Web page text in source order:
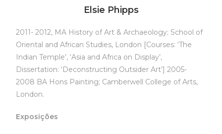
Elsie Phipps
2011- 2012, MA History of Art & Archaeology; School of
Oriental and African Studies, London [Courses: ‘The
Indian Temple’, ‘Asia and Africa on Display’,
Dissertation: ‘Deconstructing Outsider Art’] 2005-
2008 BA Hons Painting; Camberwell College of Arts,
London.
Exposições